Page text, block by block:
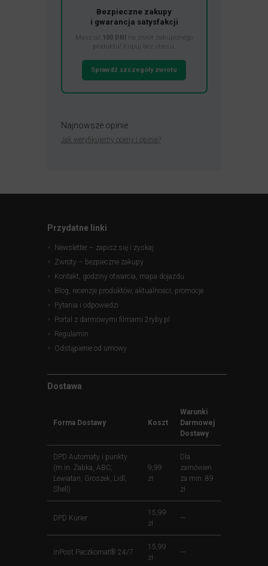
Bezpieczne zakupy
i gwarancja satysfakcji
Masz aż 100 DNI
na zwrot zakupionego
produktu! Kupuj bez stresu.
Sprawdź szczegóły zwrotu
Najnowsze opinie
Jak weryfikujemy oceny i opinie?
Przydatne linki
Newsletter – zapisz się i zyskaj
Zwroty – bezpieczne zakupy
Kontakt, godziny otwarcia, mapa dojazdu
Blog, recenzje produktów, aktualności, promocje
Pytania i odpowiedzi
Portal z darmowymi filmami 2ryby.pl
Regulamin
Odstąpienie od umowy
Dostawa
Forma Dostawy Koszt
Warunki
Darmowej
Dostawy
DPD Automaty i punkty
(m.in. Żabka, ABC,
Lewiatan, Groszek, Lidl,
Shell)
9,99
zł
Dla
zamówień
za min. 89
zł
DPD Kurier
15,99
zł
—
InPost Paczkomat® 24/7
15,99
zł
—